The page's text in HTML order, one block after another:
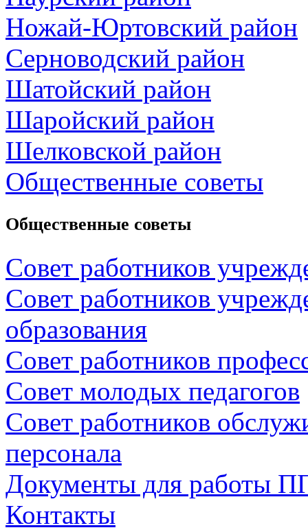
Ножай-Юртовский район
Серноводский район
Шатойский район
Шаройский район
Шелковской район
Общественные советы
Общественные советы
Совет работников
Совет работников
образования
Совет работников
Совет молодых педагогов
Совет работников
персонала
Документы для работы
Контакты